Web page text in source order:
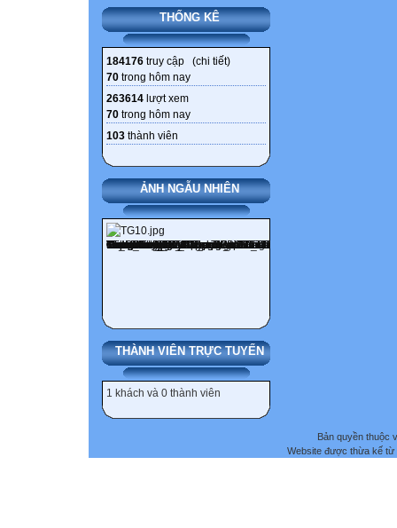
THỐNG KÊ
184176 truy cập (chi tiết)
70 trong hôm nay
263614 lượt xem
70 trong hôm nay
103 thành viên
ẢNH NGẪU NHIÊN
THÀNH VIÊN TRỰC TUYẾN
1 khách và 0 thành viên
Bản quyền thuộc
Website được thừa kế từ